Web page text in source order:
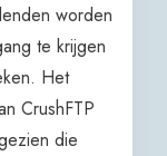
worden
te krijgen
Het
CrushFTP
die